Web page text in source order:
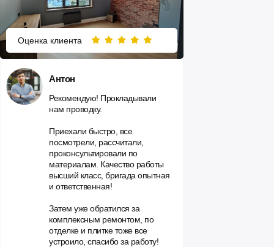
Оценка клиента
Рекомендую! Прокладывали
нам проводку.
Приехали быстро, все
посмотрели, рассчитали,
проконсультировали по
материалам. Качество работы
высший класс, бригада опытная
и ответственная!
Затем уже обратился за
комплексным ремонтом, по
отделке и плитке тоже все
устроило, спасибо за работу!
Антон